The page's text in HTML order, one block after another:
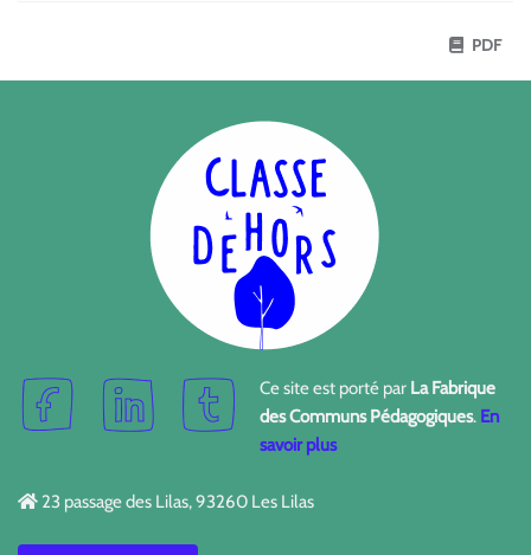
PDF
Ce site est porté par La Fabrique
des Communs Pédagogiques. En
savoir plus
23 passage des Lilas, 93260 Les Lilas